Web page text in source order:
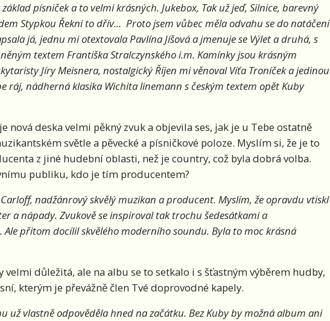
písniček a to velmi krásných. Jukebox, Tak už jeď, Silnice, barevný
Stypkou Řekni to dřív... Proto jsem vůbec měla odvahu se do natáčení
já, jednu mi otextovala Pavlína Jíšová a jmenuje se Výlet a druhá, s
textem Františka Stralczynského i.m. Kamínky jsou krásným
Jíry Meisnera, nostalgický Říjen mi věnoval Víťa Troníček a jedinou
ráj, nádherná klasika Wichita linemann s českým textem opět Kuby
nová deska velmi pěkný zvuk a objevila ses, jak je u Tebe ostatně
světle a pěvecké a písničkové poloze. Myslím si, že je to
z jiné hudební oblasti, než je country, což byla dobrá volba.
publiku, kdo je tím producentem?
nadžánrový skvělý muzikan a producent. Myslím, že opravdu vtiskl
a nápady. Zvukově se inspiroval tak trochu šedesátkami a
přitom docílil skvělého moderního soundu. Byla to moc krásná
velmi důležitá, ale na albu se to setkalo i s šťastným výběrem hudby,
kterým je převážně člen Tvé doprovodné kapely.
už vlastně odpověděla hned na začátku. Bez Kuby by možná album ani